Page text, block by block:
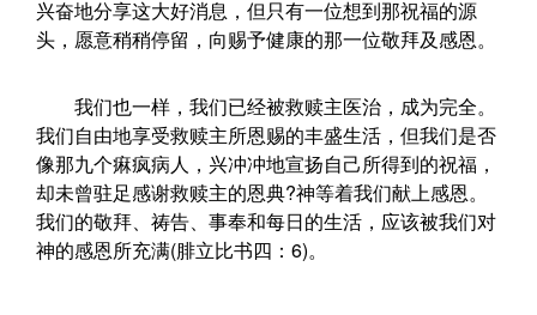
兴奋地分享这大好消息，但只有一位想到那祝福的源
头，愿意稍稍停留，向赐予健康的那一位敬拜及感恩。
我们也一样，我们已经被救赎主医治，成为完全。
我们自由地享受救赎主所恩赐的丰盛生活，但我们是否
像那九个痳疯病人，兴冲冲地宣扬自己所得到的祝福，
却未曾驻足感谢救赎主的恩典?神等着我们献上感恩。
我们的敬拜、祷告、事奉和每日的生活，应该被我们对
神的感恩所充满(腓立比书四：6)。